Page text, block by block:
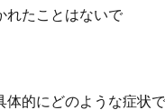
れたことはないで
的にどのような症状で